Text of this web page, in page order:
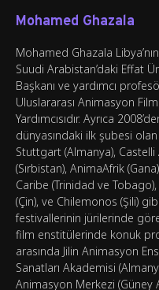
Mohamed Ghazala
Mohamed Ghazala
Suudi Arabistan’daki Effat
Başkanı ve yardımcı
Uluslararası Animasyon
Yardımcısıdır. Ayrıca
dünyasındaki ilk şubesi olan
Stuttgart (Almanya),
(Sırbistan), AnimaAfrik
Caribe (Trinidad ve
(Çin), ve Chilemonos (Şili)
festivallerinin jürilerinde
film enstitülerinde konuk
arasında Jilin Animasyon
Sanatları Akademisi
Animasyon Merkezi (Güney